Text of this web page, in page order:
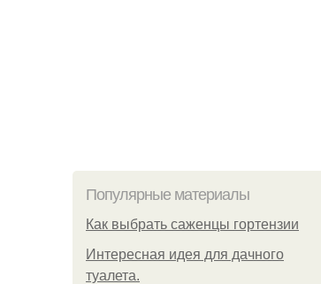
Популярные материалы
Как выбрать саженцы гортензии
Интересная идея для дачного
туалета.